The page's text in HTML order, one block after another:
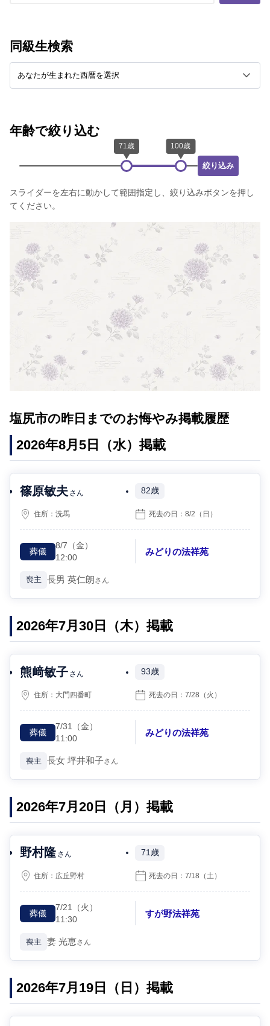
同級生検索
年齢で絞り込む
絞り込み
スライダーを左右に動かして範囲指定し、絞り込みボタンを押し
てください。
塩尻市の昨日までのお悔やみ掲載履歴
2026年8月5日（水）掲載
篠原敏夫 さん 82歳
住所：洗馬 死去の日：8/2 （日）
葬儀
8/7 （金）
12:00
みどりの法祥苑
喪主 長男 英仁朗さん
2026年7月30日（木）掲載
熊﨑敏子 さん 93歳
住所： 大門四番町 死去の日：7/28 （火）
葬儀
7/31 （金）
11:00
みどりの法祥苑
喪主 長女 坪井和子さん
2026年7月20日（月）掲載
野村隆 さん 71歳
住所： 広丘野村 死去の日：7/18 （土）
葬儀
7/21 （火）
11:30
すが野法祥苑
喪主 妻 光恵さん
2026年7月19日（日）掲載